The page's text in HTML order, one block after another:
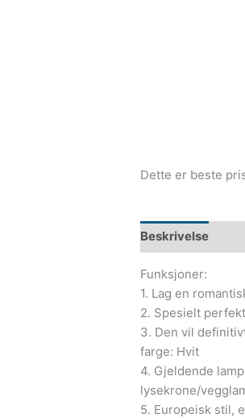
Dette er beste
Beskrivelse
Funksjoner:
1. Lag en
2. Spesielt
3. Den vil
farge: Hvit
4. Gjeldende
lysekrone/
5. Europeisk stil,